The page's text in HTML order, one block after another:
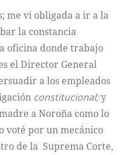
me vi obligada a ir a la
la constancia
oficina donde trabajo
el Director General
a los empleados
constitucional;y
a Noroña como lo
voté por un mecánico
de la Suprema Corte,